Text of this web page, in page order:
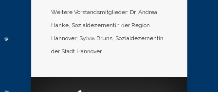
Weitere Vorstandsmitglieder: Dr. Andrea
Hanke, Sozialdezernentin der Region
Hannover; Sylvia Bruns, Sozialdezernentin
der Stadt Hannover.